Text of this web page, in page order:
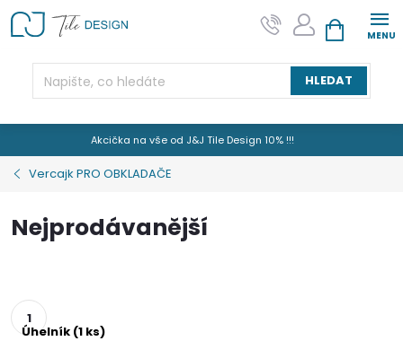
Přejít
na
HLEDAT
NÁKUPNÍ KOŠÍK
Akcička na vše od J&J Tile Design 10% !!!
Vercajk PRO OBKLADAČE
Nejprodávanější
Úhelník (1 ks)